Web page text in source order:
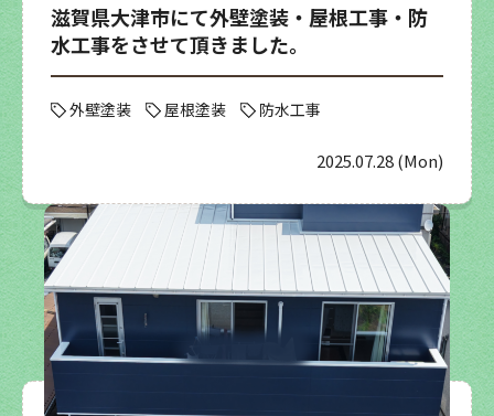
滋賀県大津市にて外壁塗装・屋根工事・防
水工事をさせて頂きました。
外壁塗装 屋根塗装 防水工事
2025.07.28 (Mon)